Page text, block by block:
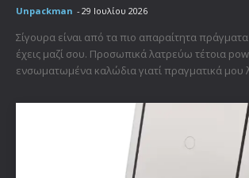
Unpackman - 29 Ιουλίου 2026
Σίγουρα είναι από τα πιο απαραίτητα
έχεις μαζί σου. Προσωπικά λατρεύω τέτοια
ενσωματωμένα καλώδια γιατί πραγματικά μου